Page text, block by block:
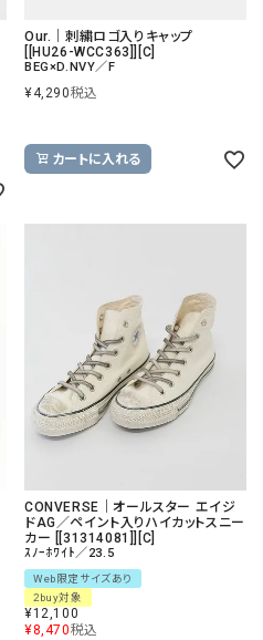
Our.｜刺繍ロゴ入りキャップ
[[HU26-WCC363]][C]
BEG×D.NVY／F
¥4,290税込
カートに入れる
CONVERSE｜オールスター エイジ
ドAG／ペイント入りハイカットスニー
カー [[31314081]][C]
ｽﾉｰﾎﾜｲﾄ／23.5
Web限定サイズあり
2buy対象
¥12,100
¥8,470税込